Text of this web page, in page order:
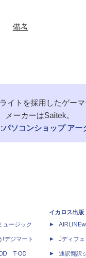
備考
イトを採用したゲーマ
メーカーはSaitek。
パソコンショップ アー
ュージック
!デジマート
T-OD
イカロス出版
Jディフ
通訳翻訳